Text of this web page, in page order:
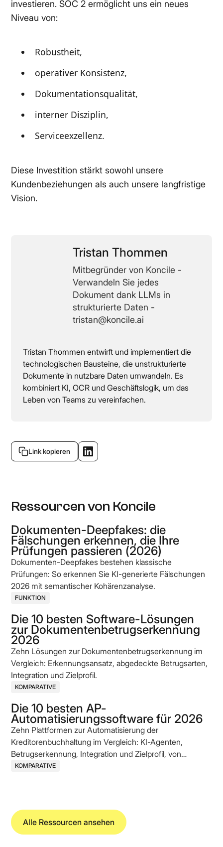
investieren. SOC 2 ermöglicht uns ein neues
Niveau von:
Robustheit,
operativer Konsistenz,
Dokumentationsqualität,
interner Disziplin,
Serviceexzellenz.
Diese Investition stärkt sowohl unsere
Kundenbeziehungen als auch unsere langfristige
Vision.
Tristan Thommen
Mitbegründer von Koncile -
Verwandeln Sie jedes
Dokument dank LLMs in
strukturierte Daten -
tristan@koncile.ai
Tristan Thommen entwirft und implementiert die
technologischen Bausteine, die unstrukturierte
Dokumente in nutzbare Daten umwandeln. Es
kombiniert KI, OCR und Geschäftslogik, um das
Leben von Teams zu vereinfachen.
Link kopieren
Ressourcen von Koncile
Dokumenten-Deepfakes: die
Fälschungen erkennen, die Ihre
Prüfungen passieren (2026)
Dokumenten-Deepfakes bestehen klassische
Prüfungen: So erkennen Sie KI-generierte Fälschungen
2026 mit semantischer Kohärenzanalyse.
FUNKTION
Die 10 besten Software-Lösungen
zur Dokumentenbetrugserkennung
2026
Zehn Lösungen zur Dokumentenbetrugserkennung im
Vergleich: Erkennungsansatz, abgedeckte Betrugsarten,
Integration und Zielprofil.
KOMPARATIVE
Die 10 besten AP-
Automatisierungssoftware für 2026
Zehn Plattformen zur Automatisierung der
Kreditorenbuchhaltung im Vergleich: KI-Agenten,
Betrugserkennung, Integration und Zielprofil, von
etablierten Enterprise-Anbietern bis zu AI-nativen
KOMPARATIVE
Alle Ressourcen ansehen